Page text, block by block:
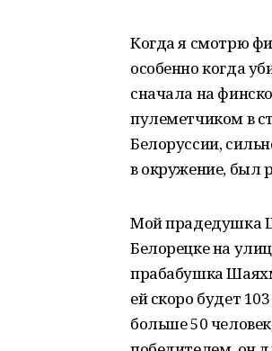
Когда я смотрю
особенно когда
сначала на
пулеметчиком в
Белоруссии,
в окружение, был
Мой прадедушка
Белорецке на
прабабушка
ей скоро будет
больше 50